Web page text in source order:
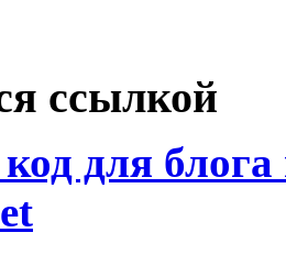
ссылкой
код для